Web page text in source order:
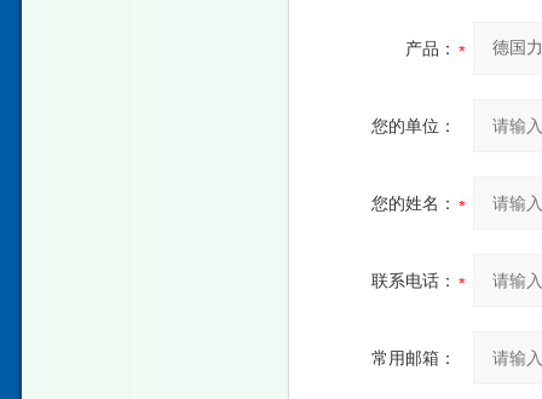
产品：
您的单位：
您的姓名：
联系电话：
常用邮箱：